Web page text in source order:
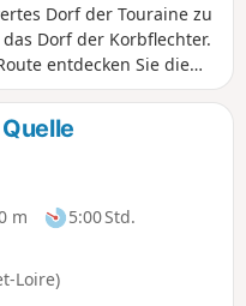
Dorf der Touraine zu
Dorf der Korbflechter.
entdecken Sie die
Höhlenwohnungen,
das Schloss
Landschaft mit
m
5:00 Std.
Loire)